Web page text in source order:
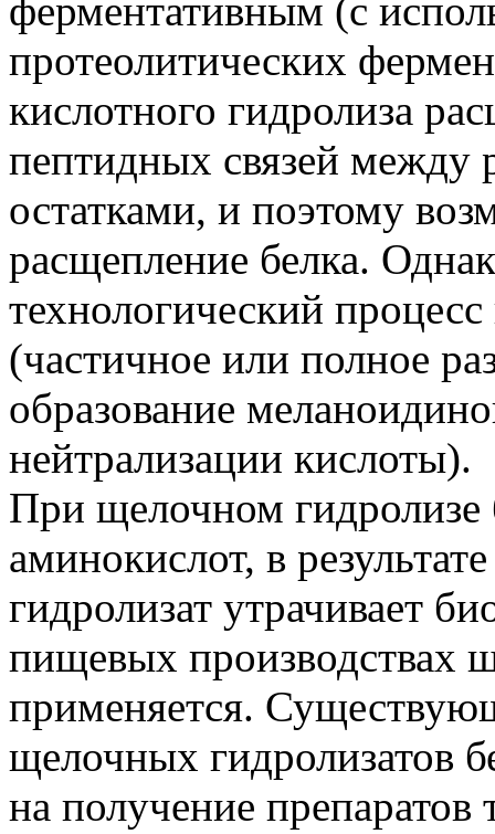
ферментативным (с
протеолитических
кислотного гидролиза
пептидных связей
остатками, и поэтому
расщепление белка.
технологический
(частичное или полное
образование
нейтрализации кислоты).
При щелочном гидролизе
аминокислот, в
гидролизат утрачивает
пищевых производствах
применяется.
щелочных гидролизатов
на получение